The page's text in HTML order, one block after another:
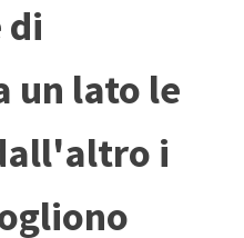
di
un lato le
i